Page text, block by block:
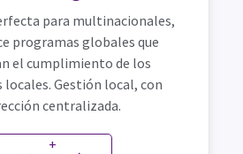
para multinacionales,
programas globales que
el cumplimiento de los
locales. Gestión local, con
centralizada.
+